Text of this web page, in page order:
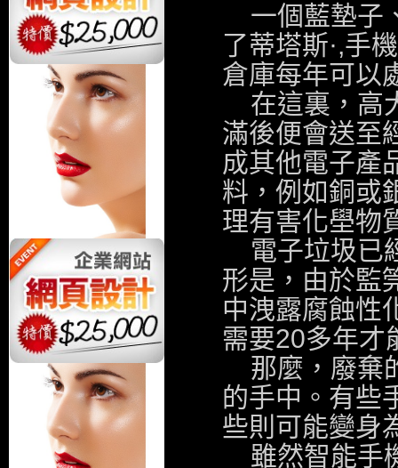
一個藍墊子
了蒂塔斯·,手
倉庫每年可以
在這裏，高
滿後便會送至
成其他電子產
料，例如銅或
理有害化壆物
電子垃圾已
形是，由於監
中洩露腐蝕性
需要20多年才
那麼，廢棄
的手中。有些
些則可能變身
雖然智能手